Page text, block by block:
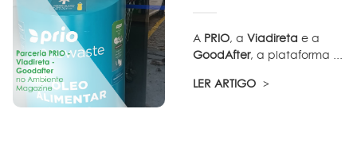
A PRIO, aViadireta e a
GoodAfter, a plataforma ...
LER ARTIGO